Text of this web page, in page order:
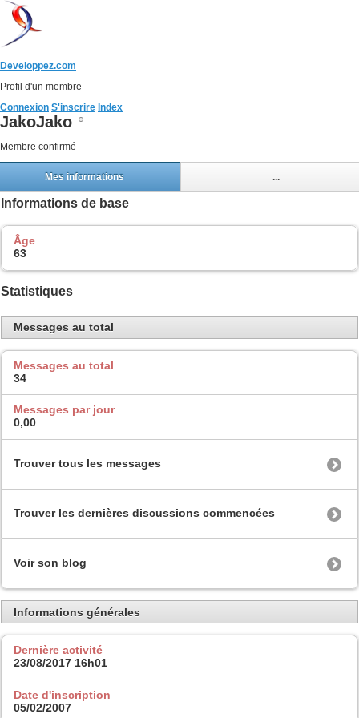
Developpez.com
Profil d'un membre
Connexion S'inscrire Index
JakoJako
Membre confirmé
Mes informations ...
Informations de base
Âge
63
Statistiques
Messages au total
Messages au total
34
Messages par jour
0,00
Trouver tous les messages
Trouver les dernières discussions commencées
Voir son blog
Informations générales
Dernière activité
23/08/2017 16h01
Date d'inscription
05/02/2007